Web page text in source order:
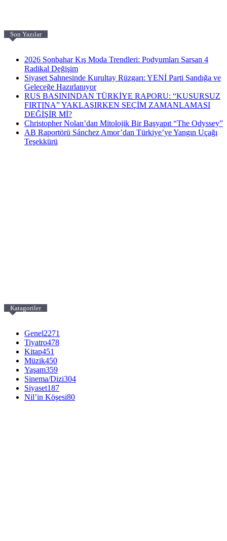
Son Yazılar
2026 Sonbahar Kış Moda Trendleri: Podyumları Sarsan 4
Radikal Değişim
Siyaset Sahnesinde Kurultay Rüzgarı: YENİ Parti Sandığa ve
Geleceğe Hazırlanıyor
RUS BASININDAN TÜRKİYE RAPORU: “KUSURSUZ
FIRTINA” YAKLAŞIRKEN SEÇİM ZAMANLAMASI
DEĞİŞİR Mİ?
Christopher Nolan’dan Mitolojik Bir Başyapıt “The Odyssey”
AB Raportörü Sánchez Amor’dan Türkiye’ye Yangın Uçağı
Teşekkürü
Katagoriler
Genel2271
Tiyatro478
Kitap451
Müzik450
Yaşam359
Sinema/Dizi304
Siyaset187
Nil’in Köşesi80